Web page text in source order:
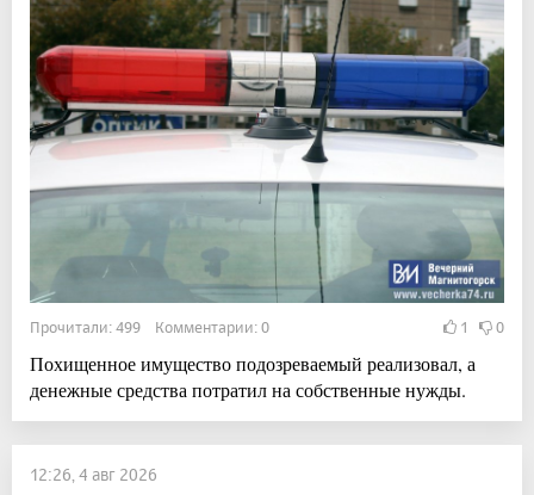
Прочитали: 499 Комментарии: 0 1 0
Похищенное имущество подозреваемый реализовал, а
денежные средства потратил на собственные нужды.
12:26, 4 авг 2026